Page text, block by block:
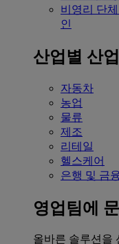
비영리 단
인
산업별 산
자동차
농업
물류
제조
리테일
헬스케어
은행 및 금
영업팀에
올바른 솔루션을